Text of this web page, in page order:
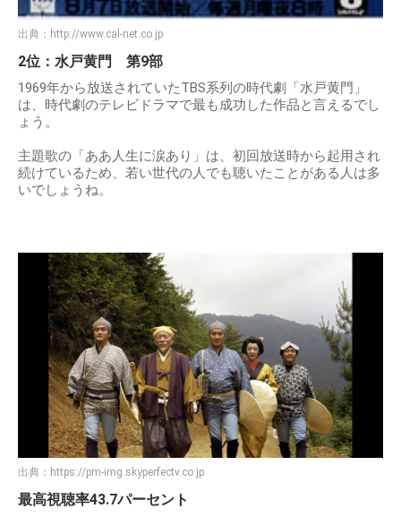
出典： http://www.cal-net.co.jp
2位：水戸黄門 第9部
1969年から放送されていたTBS系列の時代劇「水戸黄門」
は、時代劇のテレビドラマで最も成功した作品と言えるでし
ょう。
主題歌の「ああ人生に涙あり」は、初回放送時から起用され
続けているため、若い世代の人でも聴いたことがある人は多
いでしょうね。
出典： https://pm-img.skyperfectv.co.jp
最高視聴率43.7パーセント